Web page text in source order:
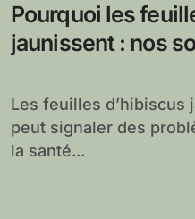
Pourquoi les
jaunissent : nos
Les feuilles d’hibiscus jaunissent parfois, ce qui
peut signaler des
la santé...